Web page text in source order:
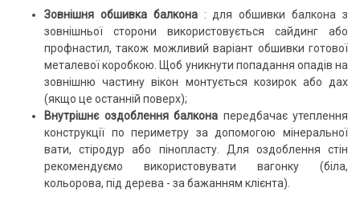
Зовнішня обшивка балкона: для обшивки балкона з
зовнішньої сторони використовується сайдинг або
профнастил, також можливий варіант обшивки готової
металевої коробкою.
Щоб уникнути попадання опадів на
зовнішню частину вікон монтується козирок або дах
(якщо це останній поверх);
Внутрішнє оздоблення балкона передбачає утеплення
конструкції по периметру за допомогою мінеральної
вати, стіродур або пінопласту. Для оздоблення стін
рекомендуємо використовувати вагонку (біла,
кольорова, під дерева - за бажанням клієнта).